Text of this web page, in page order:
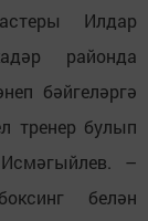
Илдар
районда
бәйгеләргә
тренер булып
–
белән